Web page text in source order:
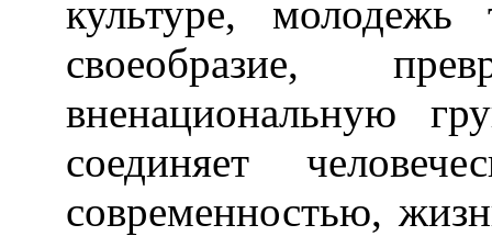
культуре, молодежь
своеобразие,
вненациональную
соединяет
современностью,